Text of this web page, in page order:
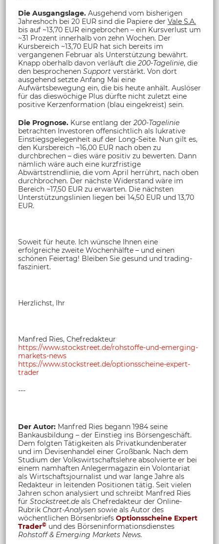
Die Ausgangslage. Ausgehend vom bisherigen
Jahreshoch bei 20 EUR sind die Papiere der Vale S.A.
bis auf ~13,70 EUR eingebrochen – ein Kursverlust um
~31 Prozent innerhalb von zehn Wochen. Der
Kursbereich ~13,70 EUR hat sich bereits im
vergangenen Februar als Unterstützung bewährt.
Knapp oberhalb davon verläuft die 200-Tagelinie, die
den besprochenen Support verstärkt. Von dort
ausgehend setzte Anfang Mai eine
Aufwärtsbewegung ein, die bis heute anhält. Auslöser
für das dieswöchige Plus dürfte nicht zuletzt eine
positive Kerzenformation (blau eingekreist) sein.
Die Prognose. Kurse entlang der 200-Tagelinie
betrachten Investoren offensichtlich als lukrative
Einstiegsgelegenheit auf der Long-Seite. Nun gilt es,
den Kursbereich ~16,00 EUR nach oben zu
durchbrechen – dies wäre positiv zu bewerten. Dann
nämlich wäre auch eine kurzfristige
Abwärtstrendlinie, die vom April herrührt, nach oben
durchbrochen. Der nächste Widerstand wäre im
Bereich ~17,50 EUR zu erwarten. Die nächsten
Unterstützungslinien liegen bei 14,50 EUR und 13,70
EUR.
Soweit für heute. Ich wünsche Ihnen eine
erfolgreiche zweite Wochenhälfte – und einen
schönen Feiertag! Bleiben Sie gesund und trading-
fasziniert.
Herzlichst, Ihr
Manfred Ries, Chefredakteur
https://www.stockstreet.de/rohstoffe-und-emerging-
markets-news
https://www.stockstreet.de/optionsscheine-expert-
trader
---
Der Autor: Manfred Ries begann 1984 seine
Bankausbildung – der Einstieg ins Börsengeschäft.
Dem folgten Tätigkeiten als Privatkundenberater
und im Devisenhandel einer Großbank. Nach dem
Studium der Volkswirtschaftslehre absolvierte er bei
einem namhaften Anlegermagazin ein Volontariat
als Wirtschaftsjournalist und war lange Jahre als
Redakteur in leitenden Positionen tätig. Seit vielen
Jahren schon analysiert und schreibt Manfred Ries
für Stockstreet.de als Chefredakteur der Online-
Rubrik Chart-Analysen sowie als Autor des
wöchentlichen Börsenbriefs Optionsscheine Expert
Trader© und des Börseninformationsdienstes
Rohstoff & Emerging Markets News.